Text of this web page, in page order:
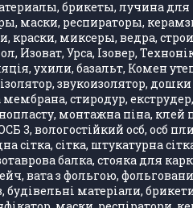
брикеты, лучина для
маски, респираторы,
краски, миксеры, ведра,
Урса, Ізовер,
ухили, базальт, Комен
звукоизолятор,
стиродур, екструдер,
монтажна піна, клей
3, вологостійкий осб, осб
сітка, штукатурна
балка, стояка для
вата з фольгою,
матеріали,